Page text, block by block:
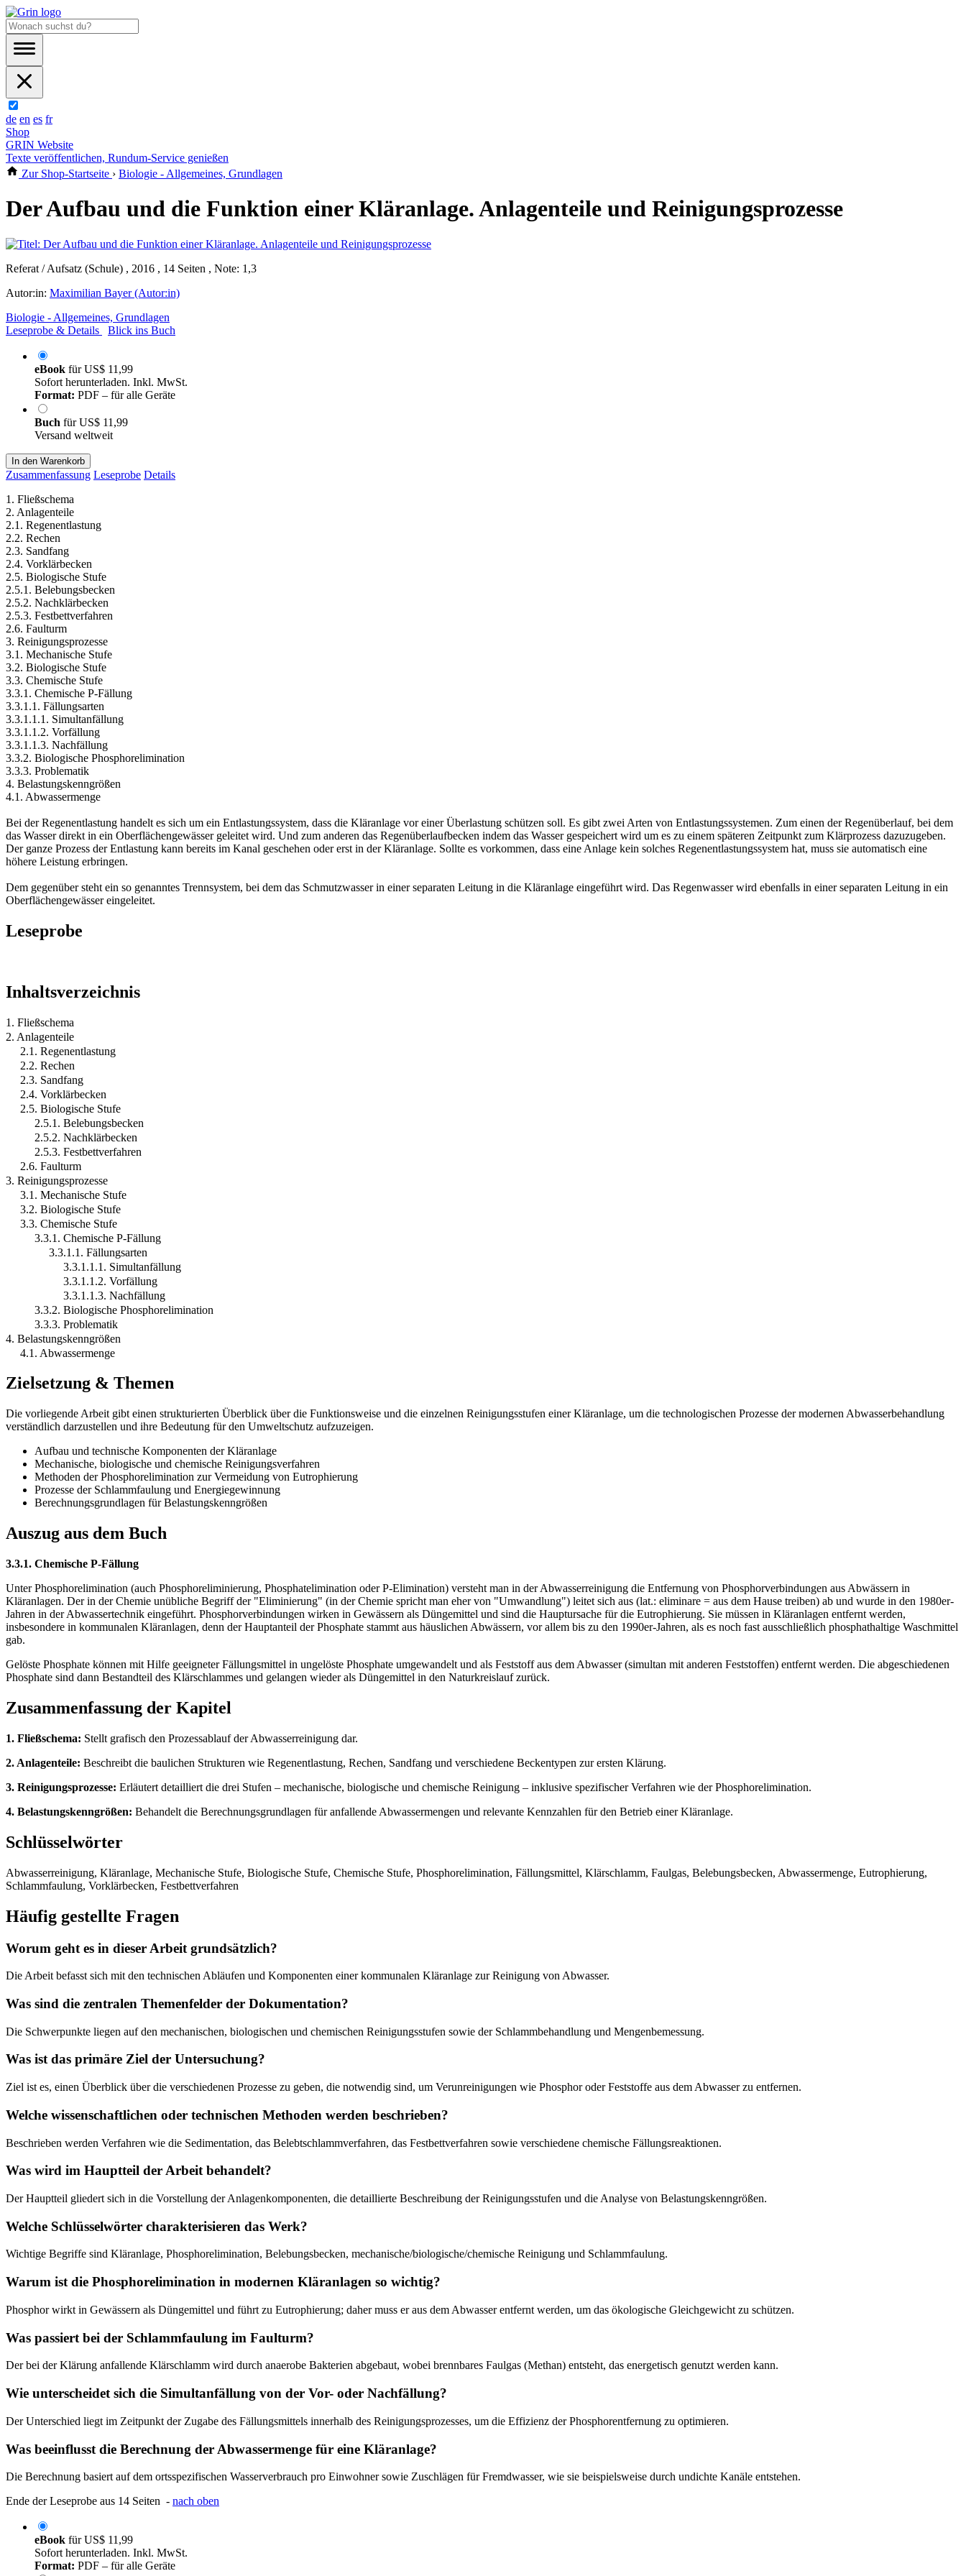
de en es fr
Shop
GRIN Website
Texte veröffentlichen, Rundum-Service genießen
Zur Shop-Startseite › Biologie - Allgemeines, Grundlagen
Der Aufbau und die Funktion einer Kläranlage. Anlagenteile und Reinigungsprozesse
Referat / Aufsatz (Schule) , 2016 , 14 Seiten , Note: 1,3
Autor:in: Maximilian Bayer (Autor:in)
Biologie - Allgemeines, Grundlagen
Leseprobe & Details
Blick ins Buch
eBook fürUS$ 11,99
Sofort herunterladen. Inkl. MwSt.
Format: PDF – für alle Geräte
Buch fürUS$ 11,99
Versand weltweit
In den Warenkorb
Zusammenfassung Leseprobe Details
1. Fließschema
2. Anlagenteile
2.1. Regenentlastung
2.2. Rechen
2.3. Sandfang
2.4. Vorklärbecken
2.5. Biologische Stufe
2.5.1. Belebungsbecken
2.5.2. Nachklärbecken
2.5.3. Festbettverfahren
2.6. Faulturm
3. Reinigungsprozesse
3.1. Mechanische Stufe
3.2. Biologische Stufe
3.3. Chemische Stufe
3.3.1. Chemische P-Fällung
3.3.1.1. Fällungsarten
3.3.1.1.1. Simultanfällung
3.3.1.1.2. Vorfällung
3.3.1.1.3. Nachfällung
3.3.2. Biologische Phosphorelimination
3.3.3. Problematik
4. Belastungskenngrößen
4.1. Abwassermenge
Bei der Regenentlastung handelt es sich um ein Entlastungssystem, dass die Kläranlage vor einer Überlastung schützen soll. Es gibt zwei Arten von Entlastungssystemen. Zum einen der Regenüberlauf, bei dem
das Wasser direkt in ein Oberflächengewässer geleitet wird. Und zum anderen das Regenüberlaufbecken indem das Wasser gespeichert wird um es zu einem späteren Zeitpunkt zum Klärprozess dazuzugeben.
Der ganze Prozess der Entlastung kann bereits im Kanal geschehen oder erst in der Kläranlage. Sollte es vorkommen, dass eine Anlage kein solches Regenentlastungssystem hat, muss sie automatisch eine
höhere Leistung erbringen.
Dem gegenüber steht ein so genanntes Trennsystem, bei dem das Schmutzwasser in einer separaten Leitung in die Kläranlage eingeführt wird. Das Regenwasser wird ebenfalls in einer separaten Leitung in ein
Oberflächengewässer eingeleitet.
Leseprobe
Inhaltsverzeichnis
1. Fließschema
2. Anlagenteile
2.1. Regenentlastung
2.2. Rechen
2.3. Sandfang
2.4. Vorklärbecken
2.5. Biologische Stufe
2.5.1. Belebungsbecken
2.5.2. Nachklärbecken
2.5.3. Festbettverfahren
2.6. Faulturm
3. Reinigungsprozesse
3.1. Mechanische Stufe
3.2. Biologische Stufe
3.3. Chemische Stufe
3.3.1. Chemische P-Fällung
3.3.1.1. Fällungsarten
3.3.1.1.1. Simultanfällung
3.3.1.1.2. Vorfällung
3.3.1.1.3. Nachfällung
3.3.2. Biologische Phosphorelimination
3.3.3. Problematik
4. Belastungskenngrößen
4.1. Abwassermenge
Zielsetzung & Themen
Die vorliegende Arbeit gibt einen strukturierten Überblick über die Funktionsweise und die einzelnen Reinigungsstufen einer Kläranlage, um die technologischen Prozesse der modernen Abwasserbehandlung
verständlich darzustellen und ihre Bedeutung für den Umweltschutz aufzuzeigen.
Aufbau und technische Komponenten der Kläranlage
Mechanische, biologische und chemische Reinigungsverfahren
Methoden der Phosphorelimination zur Vermeidung von Eutrophierung
Prozesse der Schlammfaulung und Energiegewinnung
Berechnungsgrundlagen für Belastungskenngrößen
Auszug aus dem Buch
3.3.1. Chemische P-Fällung
Unter Phosphorelimination (auch Phosphoreliminierung, Phosphatelimination oder P-Elimination) versteht man in der Abwasserreinigung die Entfernung von Phosphorverbindungen aus Abwässern in
Kläranlagen. Der in der Chemie unübliche Begriff der "Eliminierung" (in der Chemie spricht man eher von "Umwandlung") leitet sich aus (lat.: eliminare = aus dem Hause treiben) ab und wurde in den 1980er-
Jahren in der Abwassertechnik eingeführt. Phosphorverbindungen wirken in Gewässern als Düngemittel und sind die Hauptursache für die Eutrophierung. Sie müssen in Kläranlagen entfernt werden,
insbesondere in kommunalen Kläranlagen, denn der Hauptanteil der Phosphate stammt aus häuslichen Abwässern, vor allem bis zu den 1990er-Jahren, als es noch fast ausschließlich phosphathaltige Waschmittel
gab.
Gelöste Phosphate können mit Hilfe geeigneter Fällungsmittel in ungelöste Phosphate umgewandelt und als Feststoff aus dem Abwasser (simultan mit anderen Feststoffen) entfernt werden. Die abgeschiedenen
Phosphate sind dann Bestandteil des Klärschlammes und gelangen wieder als Düngemittel in den Naturkreislauf zurück.
Zusammenfassung der Kapitel
1. Fließschema: Stellt grafisch den Prozessablauf der Abwasserreinigung dar.
2. Anlagenteile: Beschreibt die baulichen Strukturen wie Regenentlastung, Rechen, Sandfang und verschiedene Beckentypen zur ersten Klärung.
3. Reinigungsprozesse: Erläutert detailliert die drei Stufen – mechanische, biologische und chemische Reinigung – inklusive spezifischer Verfahren wie der Phosphorelimination.
4. Belastungskenngrößen: Behandelt die Berechnungsgrundlagen für anfallende Abwassermengen und relevante Kennzahlen für den Betrieb einer Kläranlage.
Schlüsselwörter
Abwasserreinigung, Kläranlage, Mechanische Stufe, Biologische Stufe, Chemische Stufe, Phosphorelimination, Fällungsmittel, Klärschlamm, Faulgas, Belebungsbecken, Abwassermenge, Eutrophierung,
Schlammfaulung, Vorklärbecken, Festbettverfahren
Häufig gestellte Fragen
Worum geht es in dieser Arbeit grundsätzlich?
Die Arbeit befasst sich mit den technischen Abläufen und Komponenten einer kommunalen Kläranlage zur Reinigung von Abwasser.
Was sind die zentralen Themenfelder der Dokumentation?
Die Schwerpunkte liegen auf den mechanischen, biologischen und chemischen Reinigungsstufen sowie der Schlammbehandlung und Mengenbemessung.
Was ist das primäre Ziel der Untersuchung?
Ziel ist es, einen Überblick über die verschiedenen Prozesse zu geben, die notwendig sind, um Verunreinigungen wie Phosphor oder Feststoffe aus dem Abwasser zu entfernen.
Welche wissenschaftlichen oder technischen Methoden werden beschrieben?
Beschrieben werden Verfahren wie die Sedimentation, das Belebtschlammverfahren, das Festbettverfahren sowie verschiedene chemische Fällungsreaktionen.
Was wird im Hauptteil der Arbeit behandelt?
Der Hauptteil gliedert sich in die Vorstellung der Anlagenkomponenten, die detaillierte Beschreibung der Reinigungsstufen und die Analyse von Belastungskenngrößen.
Welche Schlüsselwörter charakterisieren das Werk?
Wichtige Begriffe sind Kläranlage, Phosphorelimination, Belebungsbecken, mechanische/biologische/chemische Reinigung und Schlammfaulung.
Warum ist die Phosphorelimination in modernen Kläranlagen so wichtig?
Phosphor wirkt in Gewässern als Düngemittel und führt zu Eutrophierung; daher muss er aus dem Abwasser entfernt werden, um das ökologische Gleichgewicht zu schützen.
Was passiert bei der Schlammfaulung im Faulturm?
Der bei der Klärung anfallende Klärschlamm wird durch anaerobe Bakterien abgebaut, wobei brennbares Faulgas (Methan) entsteht, das energetisch genutzt werden kann.
Wie unterscheidet sich die Simultanfällung von der Vor- oder Nachfällung?
Der Unterschied liegt im Zeitpunkt der Zugabe des Fällungsmittels innerhalb des Reinigungsprozesses, um die Effizienz der Phosphorentfernung zu optimieren.
Was beeinflusst die Berechnung der Abwassermenge für eine Kläranlage?
Die Berechnung basiert auf dem ortsspezifischen Wasserverbrauch pro Einwohner sowie Zuschlägen für Fremdwasser, wie sie beispielsweise durch undichte Kanäle entstehen.
Ende der Leseprobe aus 14 Seiten - nach oben
eBook fürUS$ 11,99
Sofort herunterladen. Inkl. MwSt.
Format: PDF – für alle Geräte